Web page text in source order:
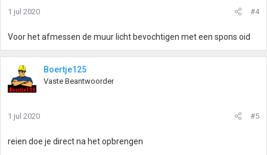
1 jul 2020 #4
Voor het afmessen de muur licht bevochtigen met een spons oid
Boertje125
Vaste Beantwoorder
1 jul 2020 #5
reien doe je direct na het opbrengen